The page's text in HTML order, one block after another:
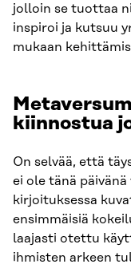
jolloin se tuottaa
inspiroi ja kutsuu
mukaan
kiinnostua
On selvää, että
ei ole tänä
kirjoituksessa
ensimmäisiä
laajasti otettu
ihmisten arkeen